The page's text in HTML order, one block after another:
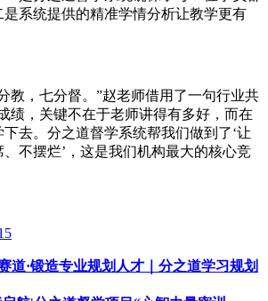
系统提供的精准学情分析让教学更有
教，七分督。”赵老师借用了一句行业共
绩，关键不在于老师讲得有多好，而在
去。分之道督学系统帮我们做到了‘让
不摆烂’，这是我们机构最大的核心竞
道·锻造专业规划人才｜分之道学习规划